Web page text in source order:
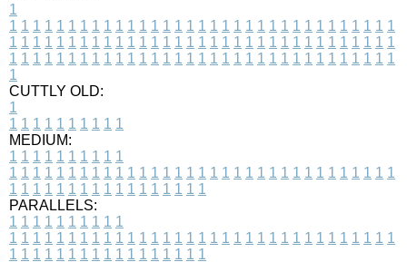
1
1 1 1 1 1 1 1 1 1 1 1 1 1 1 1 1 1 1 1 1 1 1 1 1 1 1 1 1 1 1 1 1 1
1 1 1 1 1 1 1 1 1 1 1 1 1 1 1 1 1 1 1 1 1 1 1 1 1 1 1 1 1 1 1 1 1
1 1 1 1 1 1 1 1 1 1 1 1 1 1 1 1 1 1 1 1 1 1 1 1 1 1 1 1 1 1 1 1 1
1
CUTTLY OLD:
1
1 1 1 1 1 1 1 1 1 1
MEDIUM:
1 1 1 1 1 1 1 1 1 1
1 1 1 1 1 1 1 1 1 1 1 1 1 1 1 1 1 1 1 1 1 1 1 1 1 1 1 1 1 1 1 1 1
1 1 1 1 1 1 1 1 1 1 1 1 1 1 1 1 1
PARALLELS:
1 1 1 1 1 1 1 1 1 1
1 1 1 1 1 1 1 1 1 1 1 1 1 1 1 1 1 1 1 1 1 1 1 1 1 1 1 1 1 1 1 1 1
1 1 1 1 1 1 1 1 1 1 1 1 1 1 1 1 1